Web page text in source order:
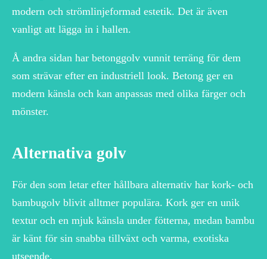
modern och strömlinjeformad estetik. Det är även
vanligt att lägga in i hallen.
Å andra sidan har betonggolv vunnit terräng för dem
som strävar efter en industriell look. Betong ger en
modern känsla och kan anpassas med olika färger och
mönster.
Alternativa golv
För den som letar efter hållbara alternativ har kork- och
bambugolv blivit alltmer populära. Kork ger en unik
textur och en mjuk känsla under fötterna, medan bambu
är känt för sin snabba tillväxt och varma, exotiska
utseende.